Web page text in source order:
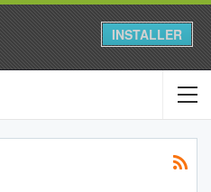
INSTALLER